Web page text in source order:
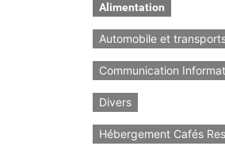
Alimentation
Automobile et
Communication
Divers
Hébergement Cafés